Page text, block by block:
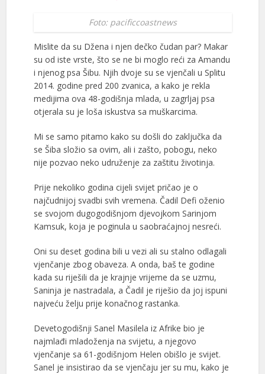
Foto: pacificcoastnews
Mislite da su Džena i njen dečko čudan par? Makar
su od iste vrste, što se ne bi moglo reći za Amandu
i njenog psa Šibu. Njih dvoje su se vjenčali u Splitu
2014. godine pred 200 zvanica, a kako je rekla
medijima ova 48-godišnja mlada, u zagrljaj psa
otjerala su je loša iskustva sa muškarcima.
Mi se samo pitamo kako su došli do zaključka da
se Šiba složio sa ovim, ali i zašto, pobogu, neko
nije pozvao neko udruženje za zaštitu životinja.
Prije nekoliko godina cijeli svijet pričao je o
najčudnijoj svadbi svih vremena. Čadil Defi oženio
se svojom dugogodišnjom djevojkom Sarinjom
Kamsuk, koja je poginula u saobraćajnoj nesreći.
Oni su deset godina bili u vezi ali su stalno odlagali
vjenčanje zbog obaveza. A onda, baš te godine
kada su riješili da je krajnje vrijeme da se uzmu,
Saninja je nastradala, a Čadil je riješio da joj ispuni
najveću želju prije konačnog rastanka.
Devetogodišnji Sanel Masilela iz Afrike bio je
najmlađi mladoženja na svijetu, a njegovo
vjenčanje sa 61-godišnjom Helen obišlo je svijet.
Sanel je insistirao da se vjenčaju jer su mu, kako je